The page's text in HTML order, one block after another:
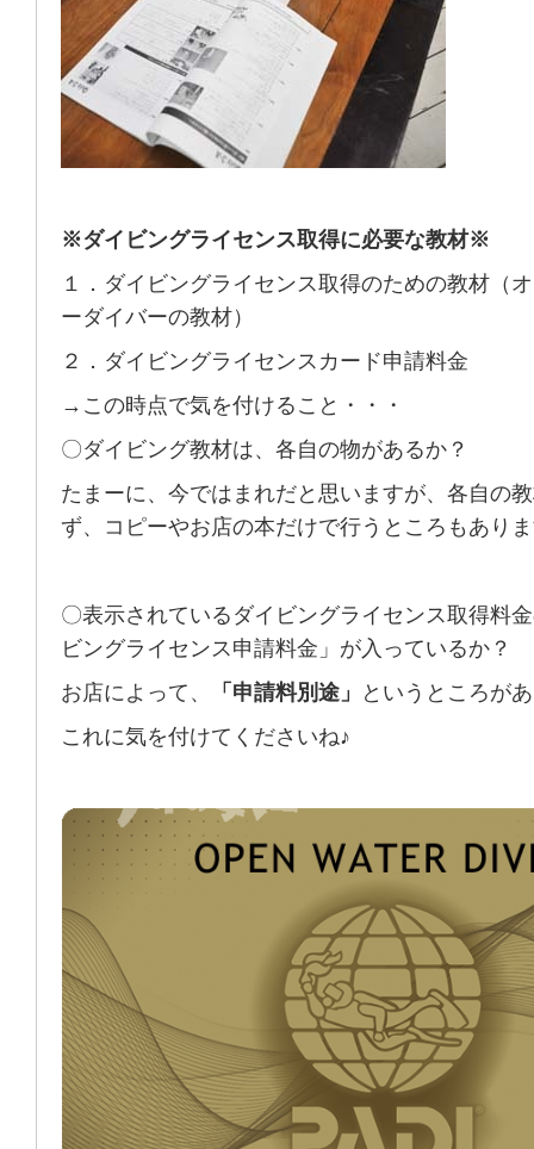
※ダイビングライセンス取得に必要な教材※
１．ダイビングライセンス取得のための教材（
ーダイバーの教材）
２．ダイビングライセンスカード申請料金
→この時点で気を付けること・・・
〇ダイビング教材は、各自の物があるか？
たまーに、今ではまれだと思いますが、各自の
ず、コピーやお店の本だけで行うところもあり
〇表示されているダイビングライセンス取得料
ビングライセンス申請料金」が入っているか？
お店によって、
「申請料別途」
というところが
これに気を付けてくださいね♪